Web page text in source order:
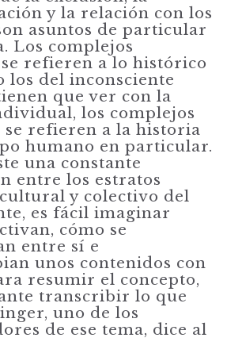
y la relación con los
asuntos de particular
Los complejos
refieren a lo histórico
los del inconsciente
que ver con la
los complejos
se refieren a la historia
humano en particular.
una constante
entre los estratos
y colectivo del
es fácil imaginar
cómo se
entre sí e
unos contenidos con
resumir el concepto,
transcribir lo que
uno de los
de ese tema, dice al